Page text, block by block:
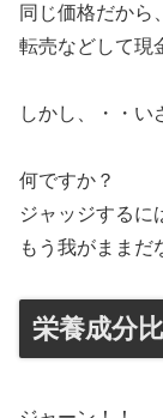
同じ価格だから
転売などして現
しかし、・・い
何ですか？
ジャッジするに
もう我がままだ
栄養成分